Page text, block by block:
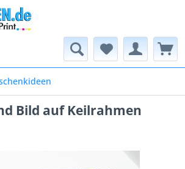
Bild auf Keilrahmen